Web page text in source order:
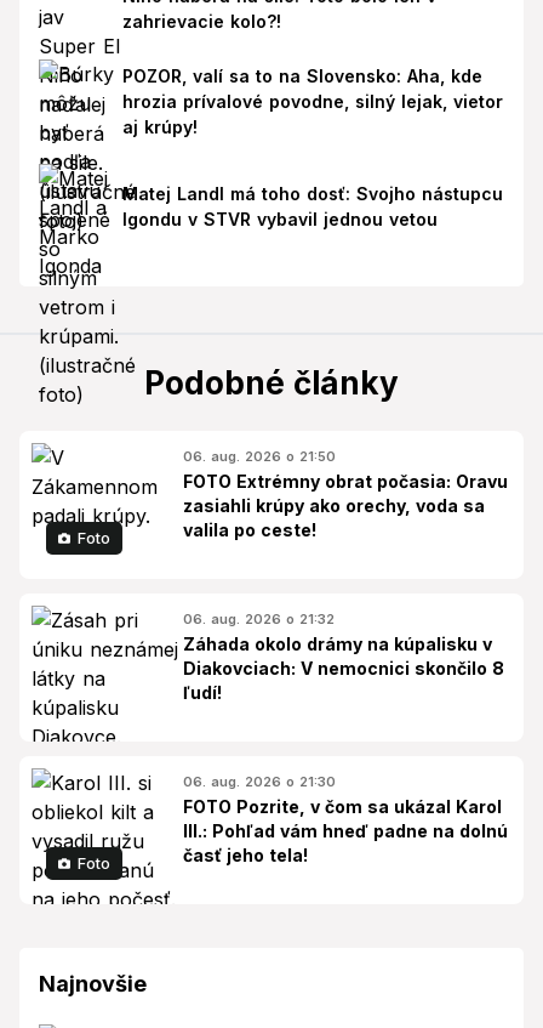
zahrievacie kolo?!
POZOR, valí sa to na Slovensko: Aha, kde
hrozia prívalové povodne, silný lejak, vietor
aj krúpy!
Matej Landl má toho dosť: Svojho nástupcu
Igondu v STVR vybavil jednou vetou
Podobné články
Foto
06. aug. 2026 o 21:50
FOTO Extrémny obrat počasia: Oravu
zasiahli krúpy ako orechy, voda sa
valila po ceste!
06. aug. 2026 o 21:32
Záhada okolo drámy na kúpalisku v
Diakovciach: V nemocnici skončilo 8
ľudí!
Foto
06. aug. 2026 o 21:30
FOTO Pozrite, v čom sa ukázal Karol
III.: Pohľad vám hneď padne na dolnú
časť jeho tela!
Najnovšie